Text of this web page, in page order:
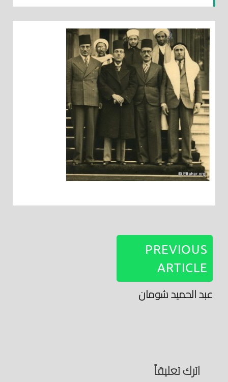
PREVIOUS
ARTICLE
عبد الحميد شومان
اترك تعليقاً